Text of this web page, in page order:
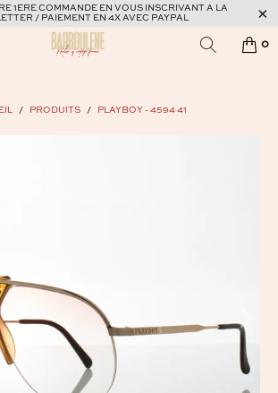
1ERE COMMANDE EN VOUS INSCRIVANT A LA
/ PAIEMENT EN 4X AVEC PAYPAL
0
/ PRODUITS / PLAYBOY - 4594 41